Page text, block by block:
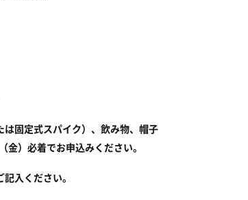
固定式スパイク）、飲み物、帽子
）必着でお申込みください。
入ください。